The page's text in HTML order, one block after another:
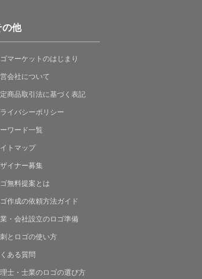
の他
マーケットのはじまり
会社について
商品取引法に基づく表記
イバシーポリシー
ワード一覧
トマップ
イナー募集
無料提案とは
作成の依頼方法ガイド
・会社設立のロゴ準備
とロゴの使い方
ある質問
士・士業のロゴの選び方